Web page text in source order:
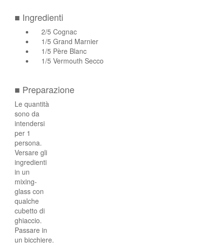
■ Ingredienti
2/5 Cognac
1/5 Grand Marnier
1/5 Père Blanc
1/5 Vermouth Secco
■ Preparazione
Le quantità
sono da
intendersi
per 1
persona.
Versare gli
ingredienti
in un
mixing-
glass con
qualche
cubetto di
ghiaccio.
Passare in
un bicchiere.